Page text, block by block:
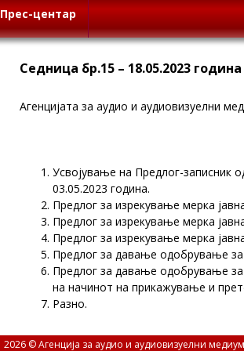
Прес-центар
Седница бр.15 – 18.05.2023 година
Агенцијата за аудио и аудиовизуелни
Усвојување на Предлог-записник
03.05.2023 година.
Предлог за изрекување мерка
Предлог за изрекување мерка
Предлог за изрекување мерка
Предлог за давање одобрување за
Предлог за давање одобрување
на начинот на прикажување и
Разно.
2026 © Агенција за аудио и аудиовизуелни